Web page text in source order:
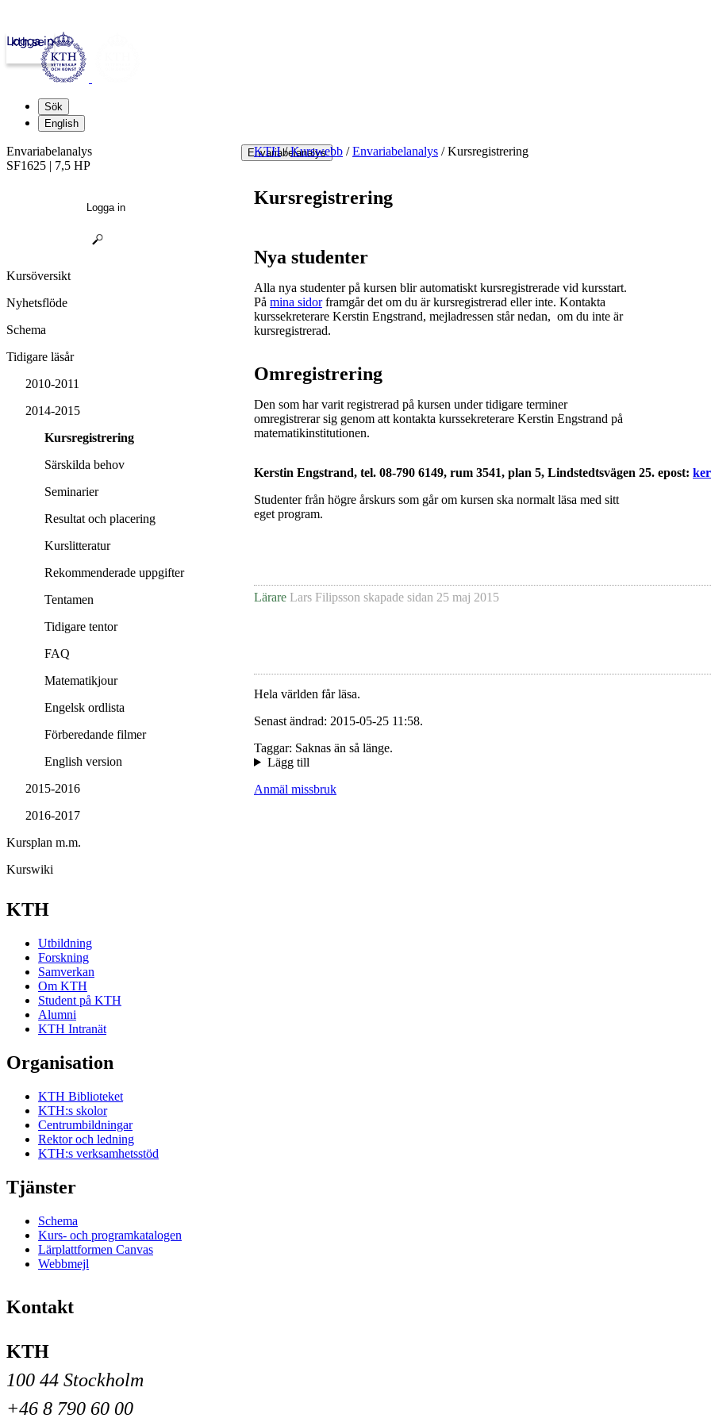
kth.se
Logga in
Sök
English
Envariabelanalys
KTH / Kurswebb / Envariabelanalys /Kursregistrering
Kursregistrering
Nya studenter
Alla nya studenter på kursen blir automatiskt kursregistrerade vid kursstart.
På mina sidorframgår det om du är kursregistrerad eller inte. Kontakta
kurssekreterare Kerstin Engstrand, mejladressen står nedan, om du inte är
kursregistrerad.
Omregistrering
Den som har varit registrerad på kursen under tidigare terminer
omregistrerar sig genom att kontakta kurssekreterare Kerstin Engstrand på
matematikinstitutionen.
Kerstin Engstrand, tel. 08-790 6149, rum 3541, plan 5, Lindstedtsvägen 25. epost:
Studenter från högre årskurs som går om kursen ska normalt läsa med sitt
eget program.
Lärare Lars Filipsson skapade sidan 25 maj 2015
Hela världen får läsa.
Senast ändrad: 2015-05-25 11:58.
Taggar: Saknas än så länge.
Lägg till
Anmäl missbruk
Envariabelanalys
SF1625 | 7,5 HP
Logga in
Kursöversikt
Nyhetsflöde
Schema
Tidigare läsår
2010-2011
2014-2015
Kursregistrering
Särskilda behov
Seminarier
Resultat och placering
Kurslitteratur
Rekommenderade uppgifter
Tentamen
Tidigare tentor
FAQ
Matematikjour
Engelsk ordlista
Förberedande filmer
English version
2015-2016
2016-2017
Kursplan m.m.
Kurswiki
KTH
Utbildning
Forskning
Samverkan
Om KTH
Student på KTH
Alumni
KTH Intranät
Organisation
KTH Biblioteket
KTH:s skolor
Centrumbildningar
Rektor och ledning
KTH:s verksamhetsstöd
Tjänster
Schema
Kurs- och programkatalogen
Lärplattformen Canvas
Webbmejl
Kontakt
KTH
100 44 Stockholm
+46 8 790 60 00